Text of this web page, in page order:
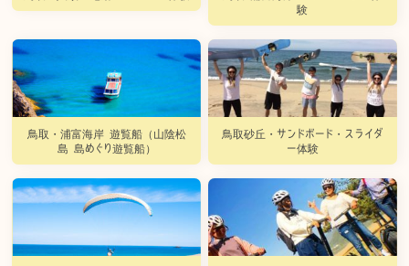
験
鳥取・浦富海岸 遊覧船（山陰松
島 島めぐり遊覧船）
鳥取砂丘・サンドボード・スライダ
ー体験